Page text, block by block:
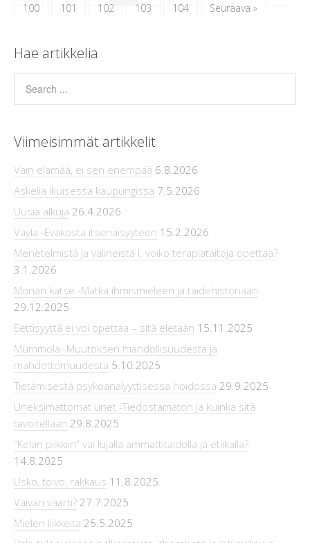
100
101 102 103 104 Seuraava »
Hae artikkelia
Viimeisimmät artikkelit
Vain elämää, ei sen enempää 6.8.2026
Askelia ikuisessa kaupungissa 7.5.2026
Uusia alkuja 26.4.2026
Väylä -Evakosta itsenäisyyteen 15.2.2026
Menetelmistä ja välineistä l. voiko terapiataitoja opettaa?
3.1.2026
Monan katse -Matka ihmismieleen ja taidehistoriaan
29.12.2025
Eettisyyttä ei voi opettaa – sitä eletään 15.11.2025
Mummola -Muutoksen mahdollisuudesta ja
mahdottomuudesta 5.10.2025
Tietämisestä psykoanalyyttisessa hoidossa 29.9.2025
Uneksimattomat unet -Tiedostamaton ja kuinka sitä
tavoitellaan 29.8.2025
“Kelan piikkiin” vai lujalla ammattitaidolla ja etiikalla?
14.8.2025
Usko, toivo, rakkaus 11.8.2025
Vaivan väärti? 27.7.2025
Mielen liikkeitä 25.5.2025